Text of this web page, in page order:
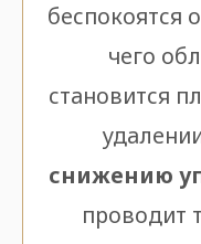
беспокоятся о
чего
становится
снижению
проводит